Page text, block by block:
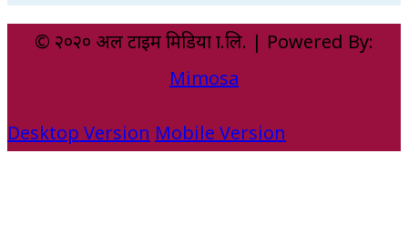
© २०२० अल टाइम मिडिया प्रा.लि. | Powered By:
Mimosa
Desktop Version Mobile Version